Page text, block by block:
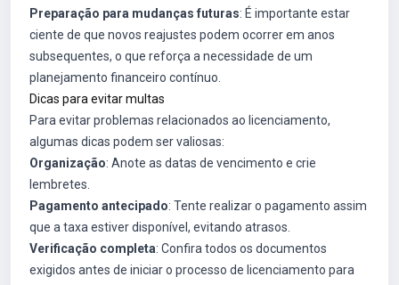
Preparação para mudanças futuras: É importante estar
ciente de que novos reajustes podem ocorrer em anos
subsequentes, o que reforça a necessidade de um
planejamento financeiro contínuo.
Dicas para evitar multas
Para evitar problemas relacionados ao licenciamento,
algumas dicas podem ser valiosas:
Organização: Anote as datas de vencimento e crie
lembretes.
Pagamento antecipado: Tente realizar o pagamento assim
que a taxa estiver disponível, evitando atrasos.
Verificação completa: Confira todos os documentos
exigidos antes de iniciar o processo de licenciamento para